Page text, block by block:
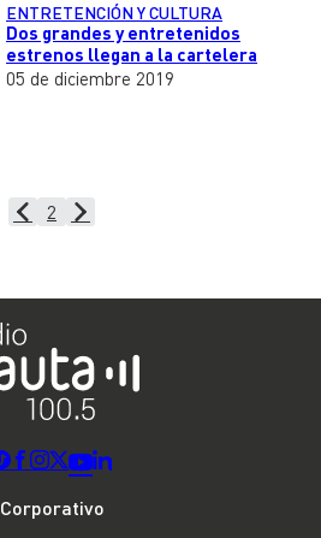
ENTRETENCIÓN Y CULTURA
Dos grandes y entretenidos
estrenos llegan a la cartelera
05 de diciembre 2019
2
Corporativo